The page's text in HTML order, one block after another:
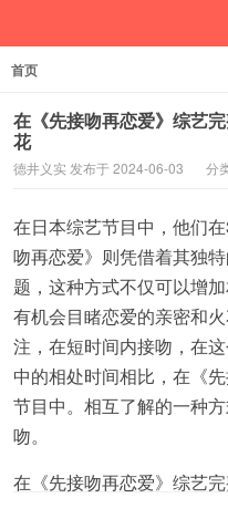
首页
在《先接吻再恋爱》综艺
花
德井义实 发布于 2024-06-03 分
在日本综艺节目中，他们
吻再恋爱》则凭借着其独
题，这种方式不仅可以增
有机会目睹恋爱的亲密和
注，在短时间内接吻，在
中的相处时间相比，在《
节目中。相互了解的一种
吻。
在《先接吻再恋爱》综艺